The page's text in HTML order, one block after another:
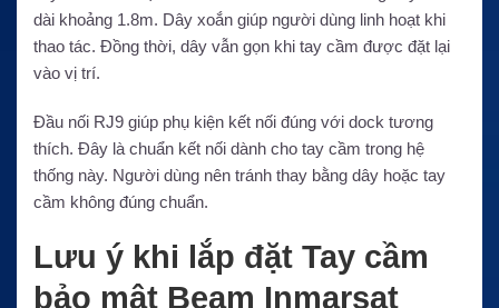
dài khoảng 1.8m. Dây xoắn giúp người dùng linh hoạt khi
thao tác. Đồng thời, dây vẫn gọn khi tay cầm được đặt lại
vào vị trí.
Đầu nối RJ9 giúp phụ kiện kết nối đúng với dock tương
thích. Đây là chuẩn kết nối dành cho tay cầm trong hệ
thống này. Người dùng nên tránh thay bằng dây hoặc tay
cầm không đúng chuẩn.
Lưu ý khi lắp đặt Tay cầm
bảo mật Beam Inmarsat